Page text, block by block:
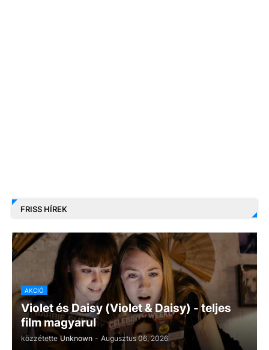
FRISS HÍREK
AKCIÓ
Violet és Daisy (Violet & Daisy) - teljes
film magyarul
közzétette Unknown - Augusztus 06, 2026